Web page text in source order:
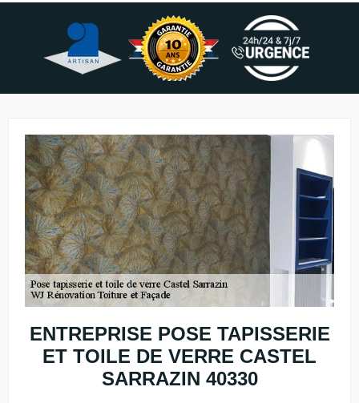
ENTREPRISE POSE TAPISSERIE
ET TOILE DE VERRE CASTEL
SARRAZIN 40330